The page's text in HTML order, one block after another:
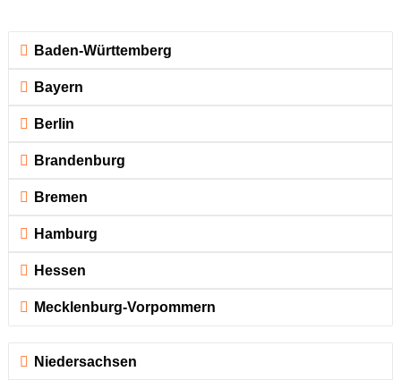
Baden-Württemberg
Bayern
Berlin
Brandenburg
Bremen
Hamburg
Hessen
Mecklenburg-Vorpommern
Niedersachsen